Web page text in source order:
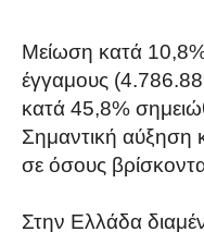
Μείωση κατά
έγγαμους
κατά 45,8%
Σημαντική αύξηση
σε όσους
Στην Ελλάδα